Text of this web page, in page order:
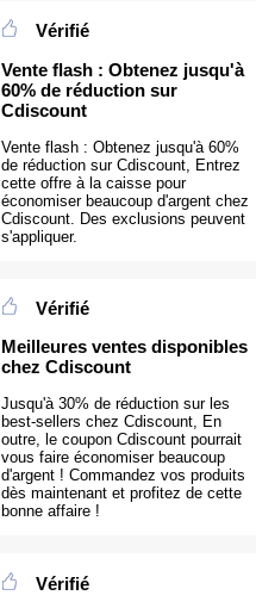
Vérifié
Vente flash : Obtenez jusqu'à
60% de réduction sur
Cdiscount
Vente flash : Obtenez jusqu'à 60%
de réduction sur Cdiscount, Entrez
cette offre à la caisse pour
économiser beaucoup d'argent chez
Cdiscount. Des exclusions peuvent
s'appliquer.
Vérifié
Meilleures ventes disponibles
chez Cdiscount
Jusqu'à 30% de réduction sur les
best-sellers chez Cdiscount, En
outre, le coupon Cdiscount pourrait
vous faire économiser beaucoup
d'argent ! Commandez vos produits
dès maintenant et profitez de cette
bonne affaire !
Vérifié